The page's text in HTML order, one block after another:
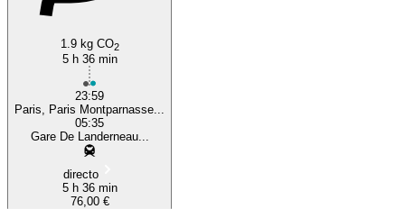
1.9 kg CO2
5 h 36 min
23:59
Paris, Paris Montparnasse...
05:35
Gare De Landerneau...
directo
5 h 36 min
76,00 €